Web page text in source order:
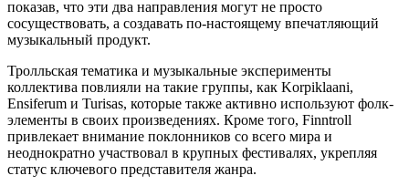
показав, что эти два направления могут не просто
сосуществовать, а создавать по-настоящему впечатляющий
музыкальный продукт.
Тролльская тематика и музыкальные эксперименты
коллектива повлияли на такие группы, как Korpiklaani,
Ensiferum и Turisas, которые также активно используют фолк-
элементы в своих произведениях. Кроме того, Finntroll
привлекает внимание поклонников со всего мира и
неоднократно участвовал в крупных фестивалях, укрепляя
статус ключевого представителя жанра.